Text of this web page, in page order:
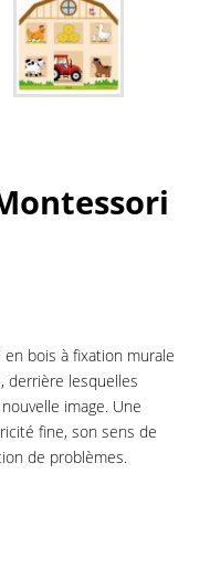
bois à fixation murale
derrière lesquelles
image. Une
fine, son sens de
de problèmes.